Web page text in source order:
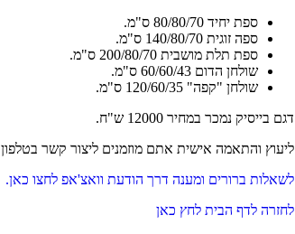
ספת יחיד 80/80/70 ס"מ.
ספה זוגית 140/80/70 ס"מ.
ספת תלת מושבית 200/80/70 ס"מ.
שולחן הדום 60/60/43 ס"מ.
שולחן "קפה" 120/60/35 ס"מ.
דגם בייסיק נמכר במחיר 12000 ש"ח.
ליעוץ והתאמה אישית אתם מוזמנים ליצור קשר בטלפון 1700-50-60-98
לשאלות ברורים ומענה דרך הודעת וואצ'אפ לחצו כאן.
לחזרה לדף הבית לחץ כאן